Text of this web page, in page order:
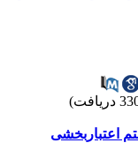
اعتباربخشی